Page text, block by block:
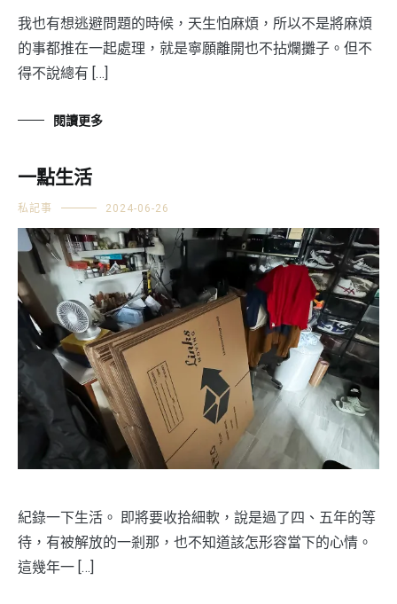
我也有想逃避問題的時候，天生怕麻煩，所以不是將麻煩
的事都推在一起處理，就是寧願離開也不拈爛攤子。但不
得不說總有 […]
閱讀更多
一點生活
私記事 2024-06-26
紀錄一下生活。 即將要收拾細軟，說是過了四、五年的等
待，有被解放的一剎那，也不知道該怎形容當下的心情。
這幾年一 […]